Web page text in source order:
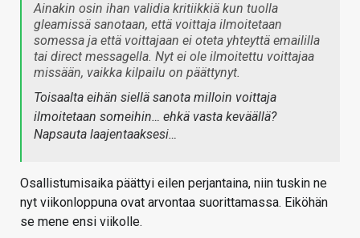
Ainakin osin ihan validia kritiikkiä kun tuolla
gleamissä sanotaan, että voittaja ilmoitetaan
somessa ja että voittajaan ei oteta yhteyttä emaililla
tai direct messagella. Nyt ei ole ilmoitettu voittajaa
missään, vaikka kilpailu on päättynyt.
Toisaalta eihän siellä sanota milloin voittaja
ilmoitetaan someihin… ehkä vasta keväällä?
Napsauta laajentaaksesi…
Osallistumisaika päättyi eilen perjantaina, niin tuskin ne
nyt viikonloppuna ovat arvontaa suorittamassa. Eiköhän
se mene ensi viikolle.